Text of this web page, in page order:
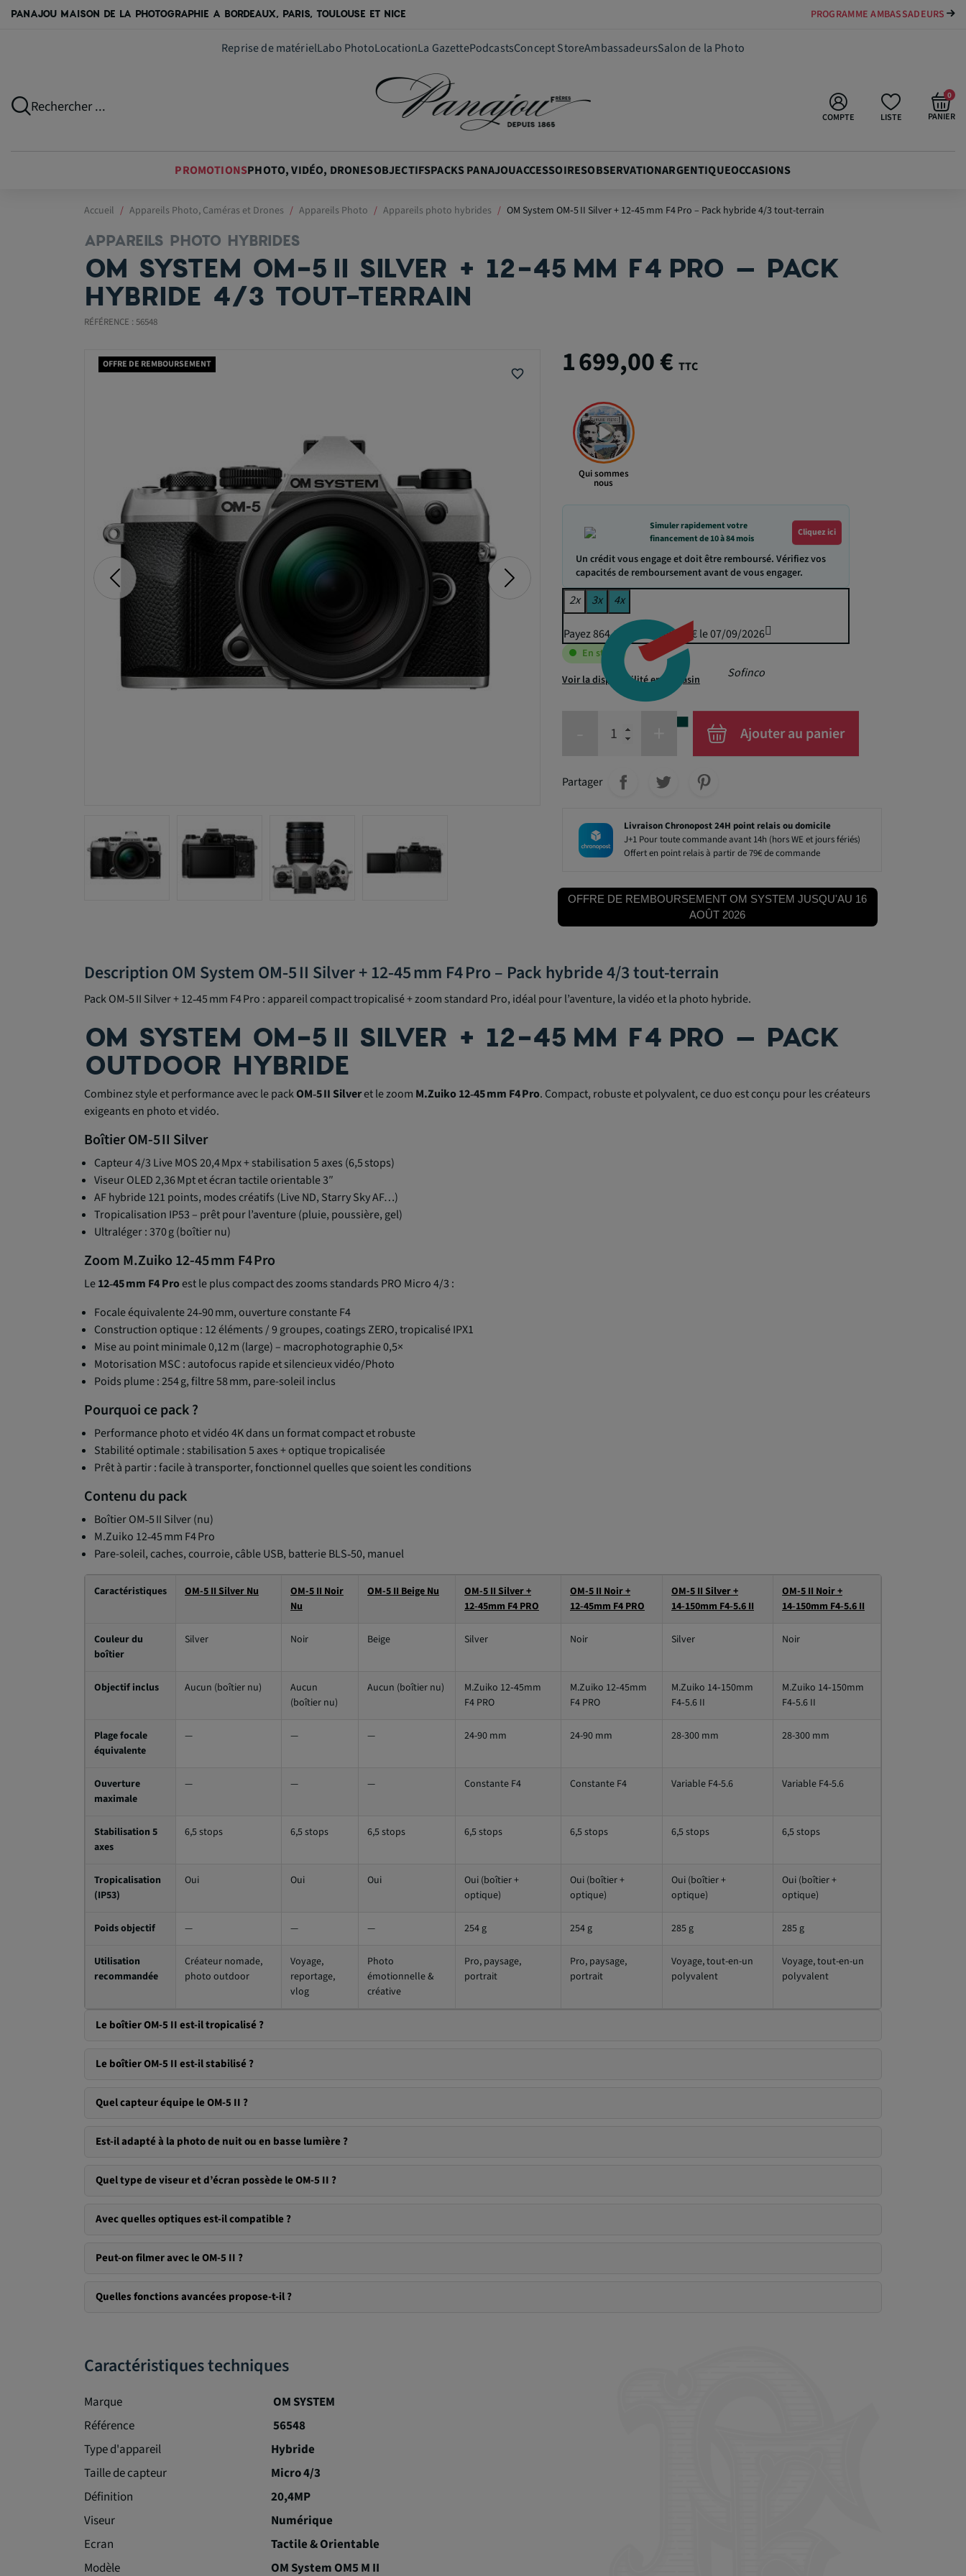
PANAJOU MAISON DE LA PHOTOGRAPHIE A BORDEAUX, PARIS, TOULOUSE ET NICE PAYER VOTRE MATÉRIEL JUSQU'EN 84 FOIS
Reprise de matérielLabo PhotoLocationLa GazettePodcastsConcept StoreAmbassadeursSalon de la Photo
Rechercher ...
LISTE
COMPTE PANIER
0
PROMOTIONSPHOTO, VIDÉO, DRONESOBJECTIFSPACKS PANAJOUACCESSOIRESOBSERVATIONARGENTIQUEOCCASIONS
Accueil Appareils Photo, Caméras et Drones Appareils Photo Appareils photo hybrides OM System OM‑5 II Silver + 12‑45 mm F4 Pro – Pack hybride 4/3 tout-terrain
APPAREILS PHOTO HYBRIDES
OM SYSTEM OM‑5 II SILVER + 12‑45 MM F4 PRO – PACK
HYBRIDE 4/3 TOUT-TERRAIN
RÉFÉRENCE : 56548
OFFRE DE REMBOURSEMENT
favorite_border 1 699,00 € TTC
Qui sommes
nous
Simuler rapidement votre
financement de 10 à 84 mois
Cliquez ici
Un crédit vous engage et doit être remboursé. Vérifiez vos
capacités de remboursement avant de vous engager.
Sofinco
2x 3x 4x
Payez 864,11 € puis 849,50 € le 07/09/2026
En stock
Voir la disponibilité en magasin
Ajouter au panier
1 699,00 €
Partager
Livraison Chronopost 24H point relais ou domicile
J+1 Pour toute commande avant 14h (hors WE et jours fériés)
Offert en point relais à partir de 79€ de commande
OFFRE DE REMBOURSEMENT OM SYSTEM JUSQU'AU 16
AOÛT 2026
Description OM System OM‑5 II Silver + 12‑45 mm F4 Pro – Pack hybride 4/3 tout-terrain
Pack OM‑5 II Silver + 12‑45 mm F4 Pro : appareil compact tropicalisé + zoom standard Pro, idéal pour l’aventure, la vidéo et la photo hybride.
OM SYSTEM OM‑5 II SILVER + 12‑45 MM F4 PRO – PACK
OUTDOOR HYBRIDE
Combinez style et performance avec le packOM‑5 II Silveret le zoom M.Zuiko 12‑45 mm F4 Pro. Compact, robuste et polyvalent, ce duo est conçu pour les créateurs
exigeants en photo et vidéo.
Boîtier OM‑5 II Silver
Capteur 4/3 Live MOS 20,4 Mpx + stabilisation 5 axes (6,5 stops)
Viseur OLED 2,36 Mpt et écran tactile orientable 3″
AF hybride 121 points, modes créatifs (Live ND, Starry Sky AF…)
Tropicalisation IP53 – prêt pour l’aventure (pluie, poussière, gel)
Ultraléger : 370 g (boîtier nu)
Zoom M.Zuiko 12‑45 mm F4 Pro
Le12‑45 mm F4 Proest le plus compact des zooms standards PRO Micro 4/3 :
Focale équivalente 24‑90 mm, ouverture constante F4
Construction optique : 12 éléments / 9 groupes, coatings ZERO, tropicalisé IPX1
Mise au point minimale 0,12 m (large) – macrophotographie 0,5×
Motorisation MSC : autofocus rapide et silencieux vidéo/Photo
Poids plume : 254 g, filtre 58 mm, pare-soleil inclus
Pourquoi ce pack ?
Performance photo et vidéo 4K dans un format compact et robuste
Stabilité optimale : stabilisation 5 axes + optique tropicalisée
Prêt à partir : facile à transporter, fonctionnel quelles que soient les conditions
Contenu du pack
Boîtier OM‑5 II Silver (nu)
M.Zuiko 12‑45 mm F4 Pro
Pare-soleil, caches, courroie, câble USB, batterie BLS‑50, manuel
Caractéristiques OM-5 II Silver Nu
OM-5 II Noir
Nu
OM-5 II Beige Nu
OM-5 II Silver +
12‑45mm F4 PRO
OM-5 II Noir +
12‑45mm F4 PRO
OM-5 II Silver +
14‑150mm F4‑5.6 II
OM-5 II Noir +
14‑150mm F4‑5.6 II
Couleur du
boîtier
Silver Noir Beige Silver Noir Silver Noir
Objectif inclus Aucun (boîtier nu)
Aucun
(boîtier nu)
Aucun (boîtier nu)
M.Zuiko 12‑45mm
F4 PRO
M.Zuiko 12‑45mm
F4 PRO
M.Zuiko 14‑150mm
F4‑5.6 II
M.Zuiko 14‑150mm
F4‑5.6 II
Plage focale
équivalente
— — — 24-90 mm 24-90 mm 28-300 mm 28-300 mm
Ouverture
maximale
— — — Constante F4 Constante F4 Variable F4-5.6 Variable F4-5.6
Stabilisation 5
axes
6,5 stops 6,5 stops 6,5 stops 6,5 stops 6,5 stops 6,5 stops 6,5 stops
Tropicalisation
(IP53)
Oui Oui Oui
Oui (boîtier +
optique)
Oui (boîtier +
optique)
Oui (boîtier +
optique)
Oui (boîtier +
optique)
Poids objectif — — — 254 g 254 g 285 g 285 g
Utilisation
recommandée
Créateur nomade,
photo outdoor
Voyage,
reportage,
vlog
Photo
émotionnelle &
créative
Pro, paysage,
portrait
Pro, paysage,
portrait
Voyage, tout-en-un
polyvalent
Voyage, tout-en-un
polyvalent
Le boîtier OM-5 II est-il tropicalisé ?
Le boîtier OM-5 II est-il stabilisé ?
Quel capteur équipe le OM-5 II ?
Est-il adapté à la photo de nuit ou en basse lumière ?
Quel type de viseur et d’écran possède le OM-5 II ?
Avec quelles optiques est-il compatible ?
Peut-on filmer avec le OM-5 II ?
Quelles fonctions avancées propose-t-il ?
Caractéristiques techniques
Marque
OM SYSTEM
Référence
56548
Type d'appareil
Hybride
Taille de capteur
Micro 4/3
Définition
20,4MP
Viseur
Numérique
Ecran
Tactile & Orientable
Modèle
OM System OM5 M II